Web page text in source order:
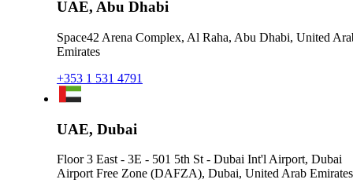
UAE, Abu Dhabi
Space42 Arena Complex, Al Raha, Abu Dhabi, United
Emirates
+353 1 531 4791
UAE, Dubai
Floor 3 East - 3E - 501 5th St - Dubai Int'l Airport, Dubai
Airport Free Zone (DAFZA), Dubai, United Arab Emirates